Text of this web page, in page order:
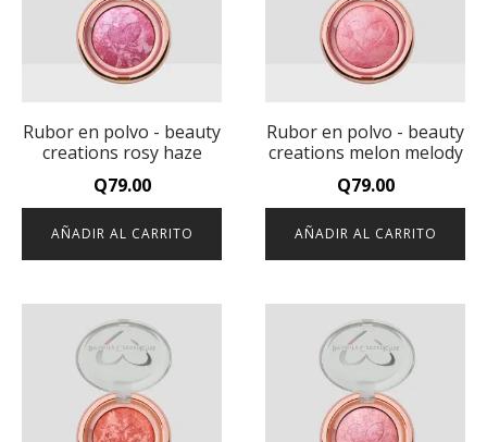
Rubor en polvo - beauty
creations rosy haze
Q79.00
AÑADIR AL CARRITO
Rubor en polvo - beauty
creations melon melody
Q79.00
AÑADIR AL CARRITO